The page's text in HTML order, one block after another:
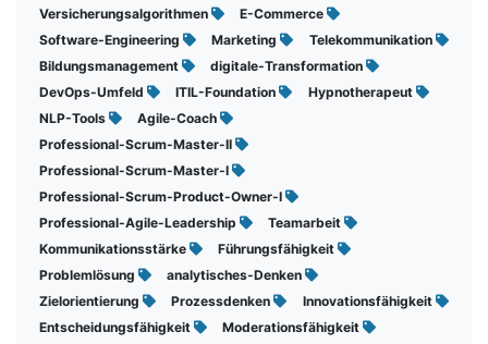
Versicherungsalgorithmen
E-Commerce
Software-Engineering
Marketing
Telekommunikation
Bildungsmanagement
digitale-Transformation
DevOps-Umfeld
ITIL-Foundation
Hypnotherapeut
NLP-Tools
Agile-Coach
Professional-Scrum-Master-II
Professional-Scrum-Master-I
Professional-Scrum-Product-Owner-I
Professional-Agile-Leadership
Teamarbeit
Kommunikationsstärke
Führungsfähigkeit
Problemlösung
analytisches-Denken
Zielorientierung
Prozessdenken
Innovationsfähigkeit
Entscheidungsfähigkeit
Moderationsfähigkeit